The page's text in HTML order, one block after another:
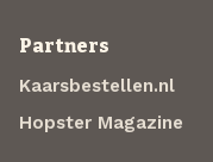
Partners
Kaarsbestellen.nl
Hopster Magazine